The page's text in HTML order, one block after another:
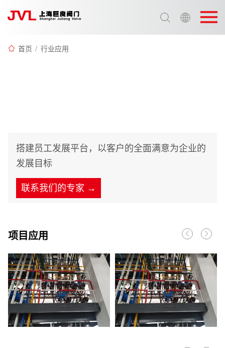
选择语言:
英语 / English
首页 / 行业应用
搭建员工发展平台，以客户的全面满意为企业的
发展目标
联系我们的专家 →
项目应用